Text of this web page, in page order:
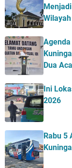
Dua
Ini
2026
Rabu 5